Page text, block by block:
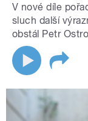
V nové díle
sluch další
obstál Petr